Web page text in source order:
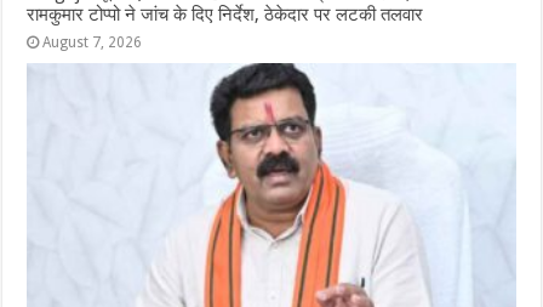
रामकुमार टोप्पो ने जांच के दिए निर्देश, ठेकेदार पर लटकी तलवार
August 7, 2026